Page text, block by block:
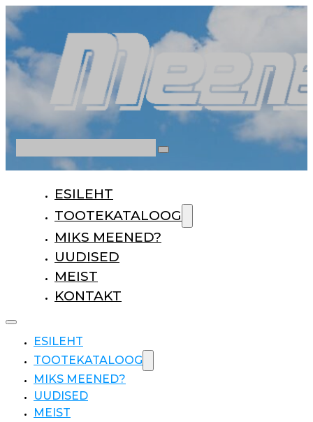
ESILEHT
TOOTEKATALOOG
MIKS MEENED?
UUDISED
MEIST
KONTAKT
ESILEHT
TOOTEKATALOOG
MIKS MEENED?
UUDISED
MEIST